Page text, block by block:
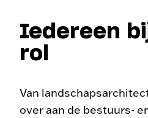
Iedereen
rol
Van
over aan de bestuurs-